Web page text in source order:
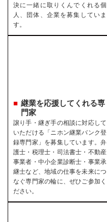
決に一緒に取りくんでくれる個
人、団体、企業を募集していま
す。
継業を応援してくれる専
門家
譲り手・継ぎ手の相談に対応して
いただける「ニホン継業バンク登
録専門家」を募集しています。弁
護士・税理士・司法書士・不動産
事業者・中小企業診断士・事業承
継士など、地域の仕事を未来につ
なぐ専門家の輪に、ぜひご参加く
ださい。